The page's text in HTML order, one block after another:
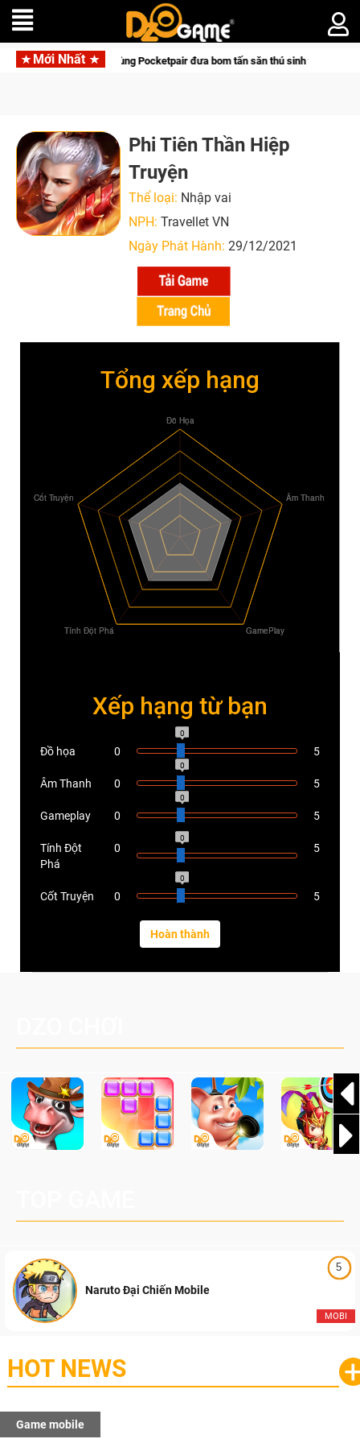
Mới Nhất
Garena hợp tác cùng Pocketpair đưa bom tấn săn thú sinh tồn lên di động
Phi Tiên Thần Hiệp
Truyện
Thể loại: Nhập vai
NPH: Travellet VN
Ngày Phát Hành: 29/12/2021
Tổng xếp hạng
Xếp hạng từ bạn
Đồ họa 0
0
5
Âm Thanh 0
0
5
Gameplay 0
0
5
Tính Đột
Phá
0
0
5
Cốt Truyện 0
0
5
5
MOBI
Naruto Đại Chiến Mobile
HOT NEWS
Game mobile